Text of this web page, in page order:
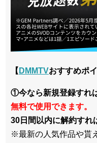
【 DMMTVおすすめポイ
①今なら新規登録すれ
無料で使用できます。
30日間以内に解約すれ
※最新の人気作品や貰